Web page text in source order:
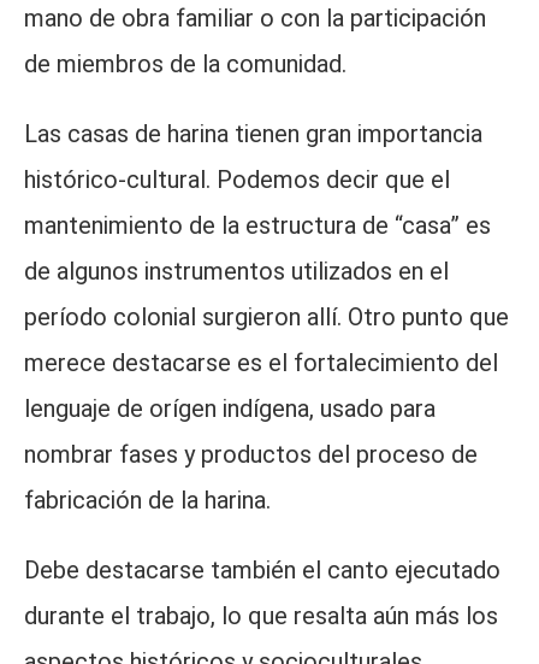
mano de obra familiar o con la participación
de miembros de la comunidad.
Las casas de harina tienen gran importancia
histórico-cultural. Podemos decir que el
mantenimiento de la estructura de “casa” es
de algunos instrumentos utilizados en el
período colonial surgieron allí. Otro punto que
merece destacarse es el fortalecimiento del
lenguaje de orígen indígena, usado para
nombrar fases y productos del proceso de
fabricación de la harina.
Debe destacarse también el canto ejecutado
durante el trabajo, lo que resalta aún más los